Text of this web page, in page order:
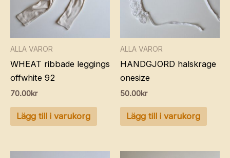
ALLA VAROR
WHEAT ribbade leggings
offwhite 92
70.00kr
Lägg till i varukorg
ALLA VAROR
HANDGJORD halskrage
onesize
50.00kr
Lägg till i varukorg